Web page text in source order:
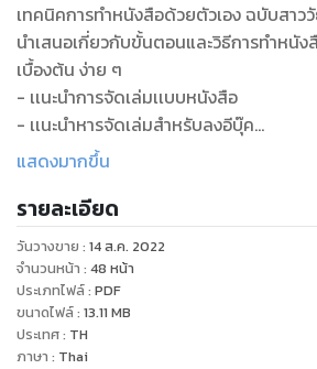
เทคนิคการทำหนังสือด้วยตัวเอง ฉบับสาว
นำเสนอเกี่ยวกับขั้นตอนและวิธีการทำหนั
เบื้องต้น ง่าย ๆ
- เเนะนำการจัดเล่มเเบบหนังสือ
- เเนะนำหารจัดเล่มสำหรับลงอีบุ๊ค
- เเนะนำการทำปกเเบบง่ายโดยไม่ต้องจ้าง
เล่มนี้สำหรับผู้ใช้งานเริ่มต้น นักเขียนได้ร
ของตัวเองนำมาทำใหม่และให้เข้าใจมากขึ้น
รวมถึงเสริมแทรกเนื้อหาให้บางส่วนให้ดีมาก
REMARK
แสดงมากขึ้น
รายละเอียด
วันวางขาย : 14 ส.ค. 2022
จำนวนหน้า : 48 หน้า
ประเภทไฟล์: PDF
ขนาดไฟล์: 13.11 MB
ประเทศ: TH
ภาษา : Thai